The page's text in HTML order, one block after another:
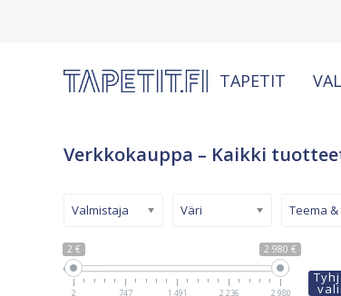
TAPETIT
Verkkokauppa – Kaikki
2 € 2 980 €
2 747 1 491 2 236 2 980
Valmistaja Väri